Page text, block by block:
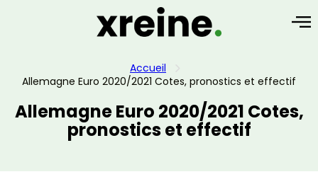
Accueil
Allemagne Euro 2020/2021 Cotes, pronostics et effectif
Allemagne Euro 2020/2021 Cotes,
pronostics et effectif